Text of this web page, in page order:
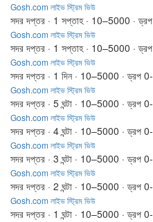
Gosh.com লাইভ স্ট্রিম ভিউ
সদর দপ্তর · 1 সপ্তাহ · 10–5000 ·
Gosh.com লাইভ স্ট্রিম ভিউ
সদর দপ্তর · 1 সপ্তাহ · 10–5000 ·
Gosh.com লাইভ স্ট্রিম ভিউ
সদর দপ্তর · 1 দিন · 10–5000 · ড্রপ
Gosh.com লাইভ স্ট্রিম ভিউ
সদর দপ্তর · 5 ঘন্টা · 10–5000 · ড্রপ
Gosh.com লাইভ স্ট্রিম ভিউ
সদর দপ্তর · 4 ঘন্টা · 10–5000 · ড্রপ
Gosh.com লাইভ স্ট্রিম ভিউ
সদর দপ্তর · 3 ঘন্টা · 10–5000 · ড্রপ
Gosh.com লাইভ স্ট্রিম ভিউ
সদর দপ্তর · 2 ঘন্টা · 10–5000 · ড্রপ
Gosh.com লাইভ স্ট্রিম ভিউ
সদর দপ্তর · 1 ঘন্টা · 10–5000 · ড্রপ